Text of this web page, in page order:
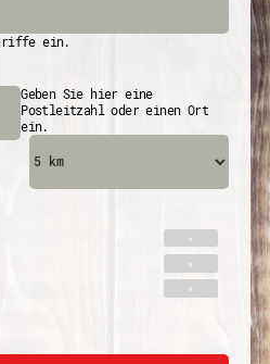
ein.
Geben Sie hier eine
Postleitzahl oder einen Ort
ein.